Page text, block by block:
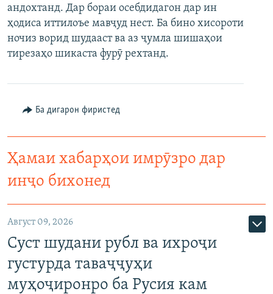
ПАЙГИРӢ КУНЕД
андохтанд. Дар бораи осебдидагон дар ин
ҳодиса иттилоъе мавҷуд нест. Ба бино хисороти
ночиз ворид шудааст ва аз ҷумла шишаҳои
тирезаҳо шикаста фурӯ рехтанд.
Ба дигарон фиристед
Ҳамаи хабарҳои имрӯзро дар
инҷо бихонед
Август 09, 2026
Суст шудани рубл ва ихроҷи
густурда таваҷҷуҳи
муҳоҷиронро ба Русия кам